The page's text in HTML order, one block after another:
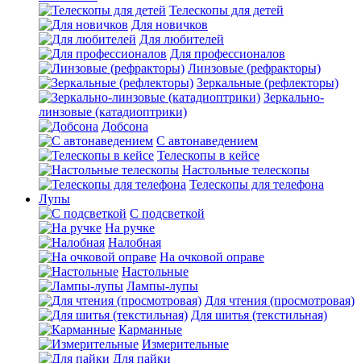
Телескопы для детей
Для новичков
Для любителей
Для профессионалов
Линзовые (рефракторы)
Зеркальные (рефлекторы)
Зеркально-
линзовые (катадиоптрики)
Добсона
С автонаведением
Телескопы в кейсе
Настольные телескопы
Телескопы для телефона
Лупы
С подсветкой
На ручке
Налобная
На очковой оправе
Настольные
Лампы-лупы
Для чтения (просмотровая)
Для шитья (текстильная)
Карманные
Измерительные
Для пайки